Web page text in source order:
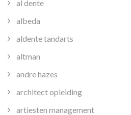
al dente
albeda
aldente tandarts
altman
andre hazes
architect opleiding
artiesten management